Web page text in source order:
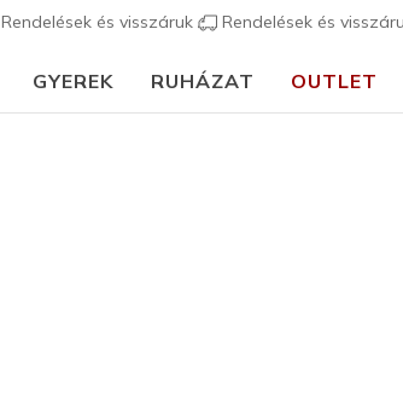
Rendelések és visszáruk Rendelések és
GYEREK RUHÁZAT OUTLET